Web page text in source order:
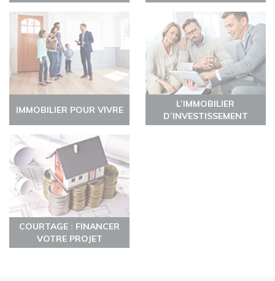
IMMOBILIER POUR VIVRE
L’IMMOBILIER
D’INVESTISSEMENT
COURTAGE : FINANCER
VOTRE PROJET